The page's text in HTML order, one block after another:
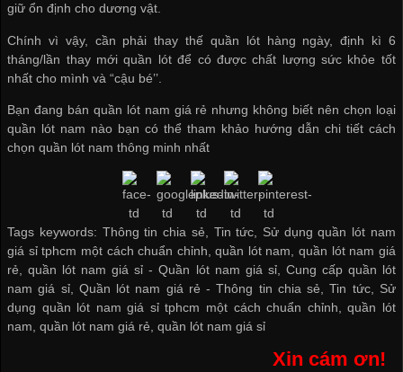
giữ ổn định cho dương vật.
Chính vì vậy, cần phải thay thế quần lót hàng ngày, định kì 6
tháng/lần thay mới quần lót để có được chất lượng sức khỏe tốt
nhất cho mình và “cậu bé’’.
Bạn đang bán quần lót nam giá rẻ nhưng không biết nên chọn loại
quần lót nam nào bạn có thể tham khảo hướng dẫn chi tiết cách
chọn quần lót nam thông minh nhất
Tags keywords: Thông tin chia sẻ, Tin tức, Sử dụng quần lót nam
giá sỉ tphcm một cách chuẩn chỉnh, quần lót nam, quần lót nam giá
rẻ, quần lót nam giá sỉ -Quần lót nam giá sỉ, Cung cấp quần lót
nam giá sỉ, Quần lót nam giá rẻ -Thông tin chia sẻ ,Tin tức, Sử
dụng quần lót nam giá sỉ tphcm một cách chuẩn chỉnh ,quần lót
nam ,quần lót nam giá rẻ ,quần lót nam giá sỉ
Xin cám ơn!